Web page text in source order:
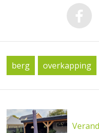
berg overkapping